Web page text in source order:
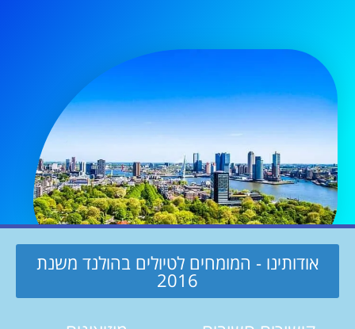
אודותינו - המומחים לטיולים בהולנד משנת
2016